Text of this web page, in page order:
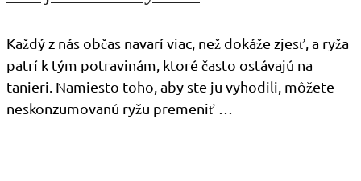
Každý z nás občas navarí viac, než dokáže zjesť, a ryža
patrí k tým potravinám, ktoré často ostávajú na
tanieri. Namiesto toho, aby ste ju vyhodili, môžete
neskonzumovanú ryžu premeniť …